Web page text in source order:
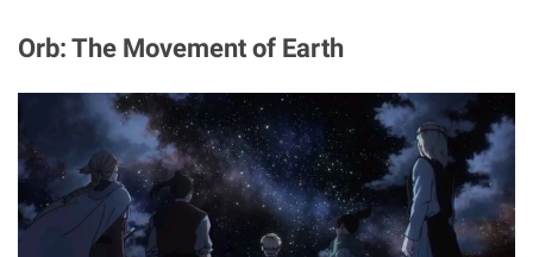
Orb: The Movement of Earth